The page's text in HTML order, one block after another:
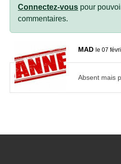
Connectez-vous pour
commentaires.
MAD le 07
Absent mais